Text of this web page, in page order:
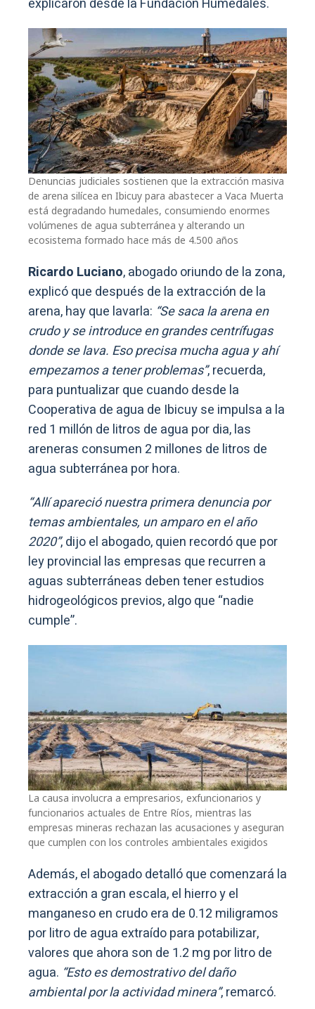
explicaron desde la Fundación Humedales.
Denuncias judiciales sostienen que la extracción masiva
de arena silícea en Ibicuy para abastecer a Vaca Muerta
está degradando humedales, consumiendo enormes
volúmenes de agua subterránea y alterando un
ecosistema formado hace más de 4.500 años
Ricardo Luciano, abogado oriundo de la zona,
explicó que después de la extracción de la
arena, hay que lavarla: “Se saca la arena en
crudo y se introduce en grandes centrífugas
donde se lava. Eso precisa mucha agua y ahí
empezamos a tener problemas”, recuerda,
para puntualizar que cuando desde la
Cooperativa de agua de Ibicuy se impulsa a la
red 1 millón de litros de agua por dia, las
areneras consumen 2 millones de litros de
agua subterránea por hora.
“Allí apareció nuestra primera denuncia por
temas ambientales, un amparo en el año
2020”, dijo el abogado, quien recordó que por
ley provincial las empresas que recurren a
aguas subterráneas deben tener estudios
hidrogeológicos previos, algo que “nadie
cumple”.
La causa involucra a empresarios, exfuncionarios y
funcionarios actuales de Entre Ríos, mientras las
empresas mineras rechazan las acusaciones y aseguran
que cumplen con los controles ambientales exigidos
Además, el abogado detalló que comenzará la
extracción a gran escala, el hierro y el
manganeso en crudo era de 0.12 miligramos
por litro de agua extraído para potabilizar,
valores que ahora son de 1.2 mg por litro de
agua. “Esto es demostrativo del daño
ambiental por la actividad minera”, remarcó.